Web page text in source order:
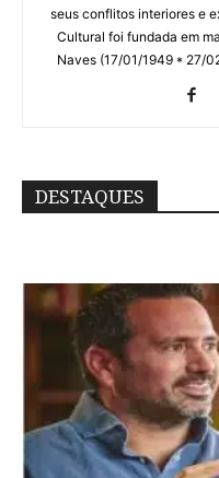
seus conflitos interiores e
Cultural foi fundada em
Naves (17/01/1949 * 27/
DESTAQUES